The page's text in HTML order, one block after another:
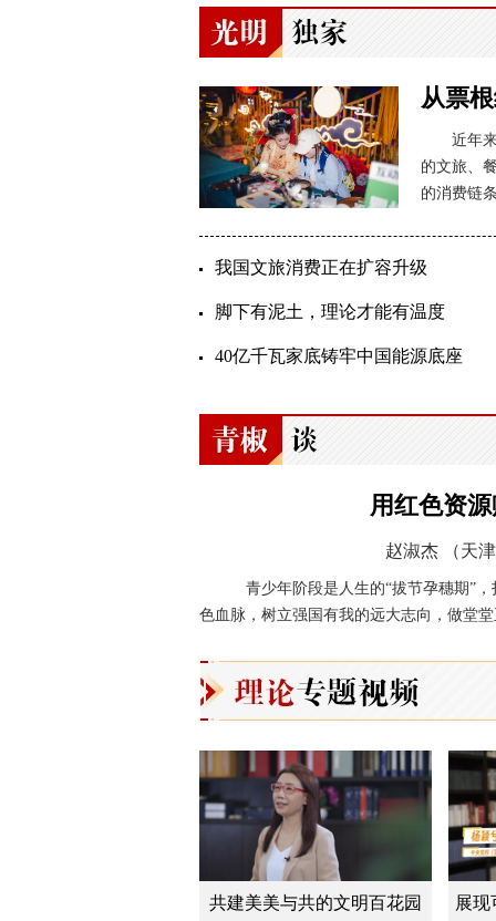
从票
近年
的文旅、
的消费链
我国文旅消费正在扩容升级
脚下有泥土，理论才能有温度
40亿千瓦家底铸牢中国能源底座
用红色资
赵淑杰 （天
青少年阶段是人生的“拔节孕穗期”
色血脉，树立强国有我的远大志向，做堂
共建美美与共的文明百花园